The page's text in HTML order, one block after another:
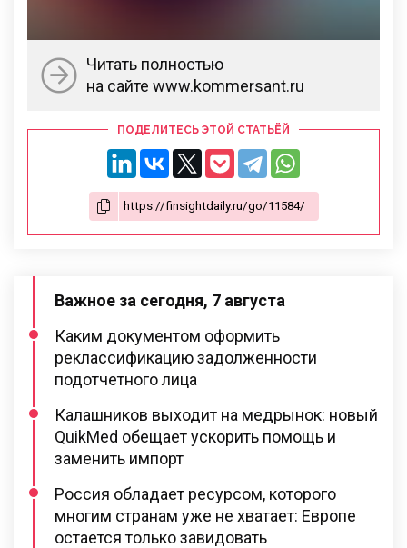
Читать полностью
на сайте www.kommersant.ru
ПОДЕЛИТЕСЬ ЭТОЙ СТАТЬЁЙ
Важное за сегодня, 7 августа
Каким документом оформить
реклассификацию задолженности
подотчетного лица
Калашников выходит на медрынок: новый
QuikMed обещает ускорить помощь и
заменить импорт
Россия обладает ресурсом, которого
многим странам уже не хватает: Европе
остается только завидовать